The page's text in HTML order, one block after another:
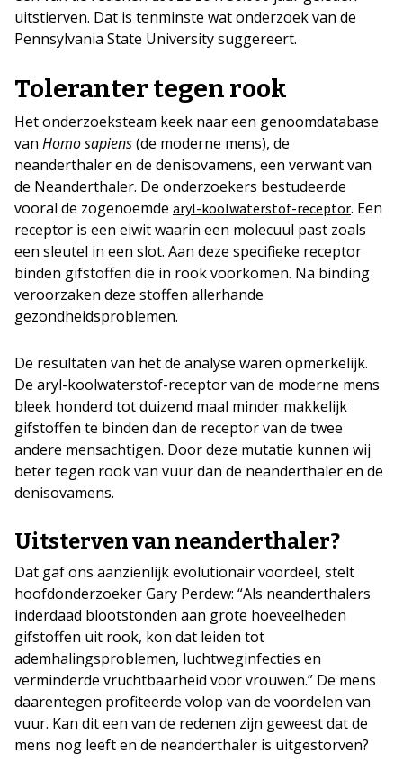
uitstierven. Dat is tenminste wat onderzoek van de
Pennsylvania State University suggereert.
Toleranter tegen rook
Het onderzoeksteam keek naar een genoomdatabase
van Homo sapiens(de moderne mens), de
neanderthaler en de denisovamens, een verwant van
de Neanderthaler. De onderzoekers bestudeerde
vooral de zogenoemde aryl-koolwaterstof-receptor. Een
receptor is een eiwit waarin een molecuul past zoals
een sleutel in een slot. Aan deze specifieke receptor
binden gifstoffen die in rook voorkomen. Na binding
veroorzaken deze stoffen allerhande
gezondheidsproblemen.
De resultaten van het de analyse waren opmerkelijk.
De aryl-koolwaterstof-receptor van de moderne mens
bleek honderd tot duizend maal minder makkelijk
gifstoffen te binden dan de receptor van de twee
andere mensachtigen. Door deze mutatie kunnen wij
beter tegen rook van vuur dan de neanderthaler en de
denisovamens.
Uitsterven van neanderthaler?
Dat gaf ons aanzienlijk evolutionair voordeel, stelt
hoofdonderzoeker Gary Perdew: “Als neanderthalers
inderdaad blootstonden aan grote hoeveelheden
gifstoffen uit rook, kon dat leiden tot
ademhalingsproblemen, luchtweginfecties en
verminderde vruchtbaarheid voor vrouwen.” De mens
daarentegen profiteerde volop van de voordelen van
vuur. Kan dit een van de redenen zijn geweest dat de
mens nog leeft en de neanderthaler is uitgestorven?